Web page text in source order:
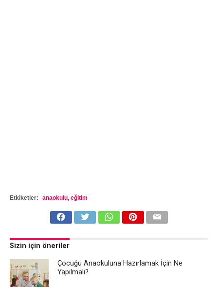
Etkiketler: anaokulu, eğitim
Sizin için öneriler
Çocuğu Anaokuluna Hazırlamak İçin Ne
Yapılmalı?